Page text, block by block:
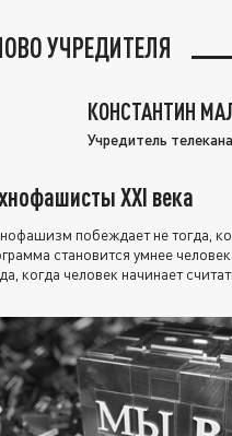
УЧРЕДИТЕЛЯ
КОНСТАНТИН
Учредитель
XXI века
побеждает не тогда,
становится умнее
когда человек начинает